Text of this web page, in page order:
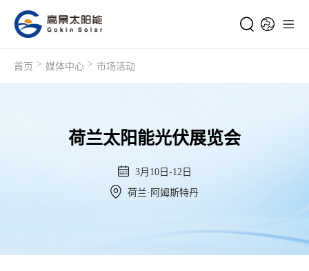
首页 > 媒体中心 > 市场活动
荷兰太阳能光伏展览会
3月10日-12日
荷兰·阿姆斯特丹